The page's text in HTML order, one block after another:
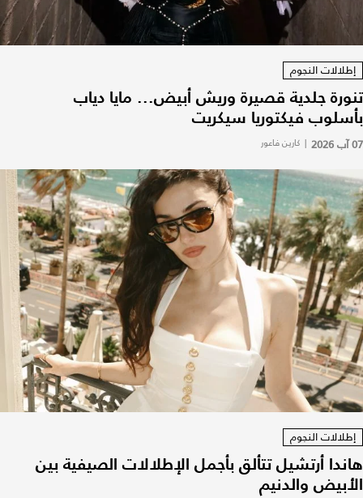
إطلالات النجوم
تنورة جلدية قصيرة وريش أبيض... مايا دياب
بأسلوب فيكتوريا سيكريت
07 آب 2026 | كارين فاعور
إطلالات النجوم
هاندا أرتشيل تتألق بأجمل الإطلالات الصيفية بين
الأبيض والدنيم